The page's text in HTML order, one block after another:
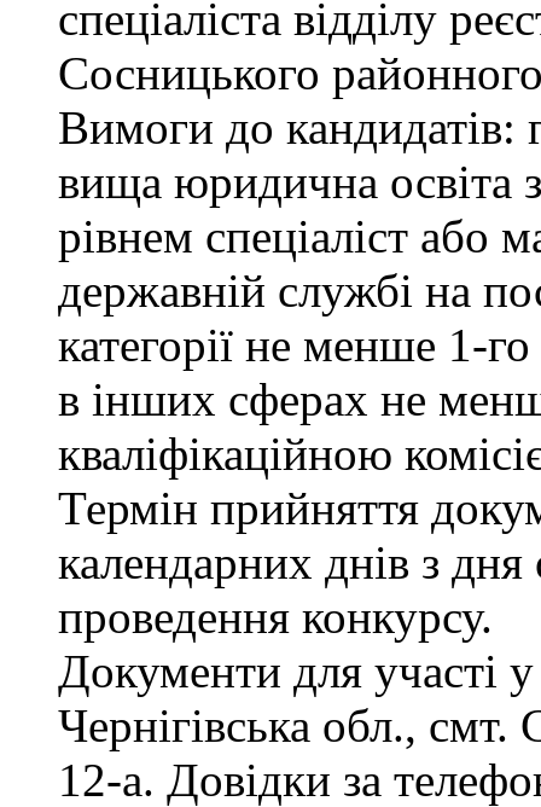
спеціаліста відділу
Сосницького
Вимоги до кандидатів:
вища юридична освіта
рівнем спеціаліст або
державній службі на
категорії не менше 1-
в інших сферах не
кваліфікаційною
Термін прийняття
календарних днів з
проведення конкурсу.
Документи для участі
Чернігівська обл.,
12-а. Довідки за